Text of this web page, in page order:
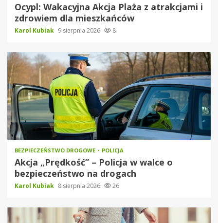
Ocypl: Wakacyjna Akcja Plaża z atrakcjami i
zdrowiem dla mieszkańców
Karol Kubiak 9 sierpnia 2026 8
BEZPIECZEŃSTWO DROGOWE POLICJA
Akcja „Prędkość” – Policja w walce o
bezpieczeństwo na drogach
Karol Kubiak 8 sierpnia 2026 26